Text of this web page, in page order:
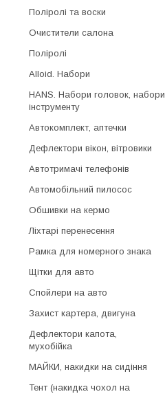
Поліролі та воски
Очистители салона
Поліролі
Alloid. Набори
HANS. Набори головок, набори
інструменту
Автокомплект, аптечки
Дефлектори вікон, вітровики
Автотримачі телефонів
Автомобільний пилосос
Обшивки на кермо
Ліхтарі перенесення
Рамка для номерного знака
Щітки для авто
Спойлери на авто
Захист картера, двигуна
Дефлектори капота,
мухобійка
МАЙКИ, накидки на сидіння
Тент (накидка чохол на